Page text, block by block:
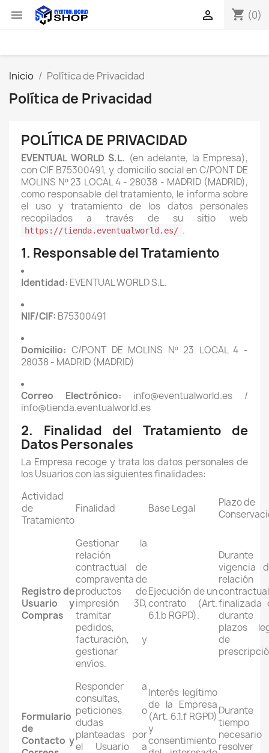
 shopping_cart (0)

Inicio Política de Privacidad
Política de Privacidad
POLÍTICA DE PRIVACIDAD
EVENTUAL WORLD S.L. (en adelante, la Empresa),
con CIF B75300491, y domicilio social en C/PONT DE
MOLINS Nº 23 LOCAL 4 - 28038 - MADRID (MADRID),
como responsable del tratamiento, le informa sobre
el uso y tratamiento de los datos personales
recopilados a través de su sitio web
https://tienda.eventualworld.es/ .
1. Responsable del Tratamiento
Identidad: EVENTUAL WORLD S.L.
NIF/CIF: B75300491
Domicilio: C/PONT DE MOLINS Nº 23 LOCAL 4 -
28038 - MADRID (MADRID)
Correo Electrónico: info@eventualworld.es /
info@tienda.eventualworld.es
2. Finalidad del Tratamiento de
Datos Personales
La Empresa recoge y trata los datos personales de
los Usuarios con las siguientes finalidades:
Actividad
de
Tratamiento
Finalidad Base Legal
Plazo de
Registro de
Usuario y
Compras
Gestionar la
relación
contractual de
compraventa de
productos de
impresión 3D,
tramitar
pedidos,
facturación, y
gestionar
envíos.
Ejecución de un
contrato (Art.
6.1.b RGPD).
vigencia
relación
finalizada
plazos
de
Formulario
de
Contacto y
Responder a
consultas,
peticiones o
dudas
planteadas por
el Usuario a
Interés legítimo
de la Empresa
(Art. 6.1.f RGPD)
y
consentimiento
tiempo
necesario